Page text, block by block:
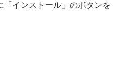
「インストール」のボタンを